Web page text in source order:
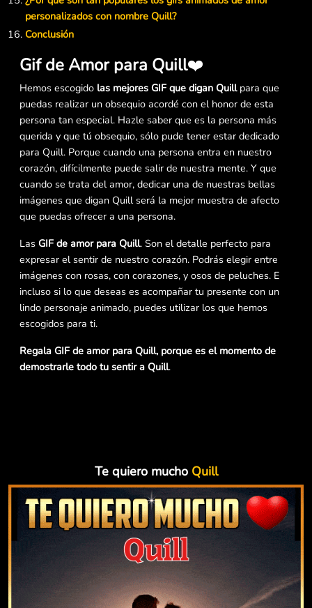
personalizados con nombre Quill?
Conclusión
Gif de Amor para Quill❤️
Hemos escogido las mejores GIF que digan Quillpara que
puedas realizar un obsequio acordé con el honor de esta
persona tan especial. Hazle saber que es la persona más
querida y que tú obsequio, sólo pude tener estar dedicado
para Quill. Porque cuando una persona entra en nuestro
corazón, difícilmente puede salir de nuestra mente. Y que
cuando se trata del amor, dedicar una de nuestras bellas
imágenes que digan Quill será la mejor muestra de afecto
que puedas ofrecer a una persona.
Las GIF de amor para Quill. Son el detalle perfecto para
expresar el sentir de nuestro corazón. Podrás elegir entre
imágenes con rosas, con corazones, y osos de peluches. E
incluso si lo que deseas es acompañar tu presente con un
lindo personaje animado, puedes utilizar los que hemos
escogidos para ti.
Regala GIF de amor para Quill, porque es el momento de
demostrarle todo tu sentir a Quill.
Te quiero mucho Quill